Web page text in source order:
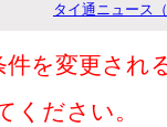
タイ通ニュース
件を変更され
ください。